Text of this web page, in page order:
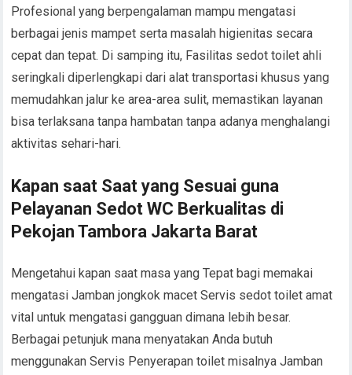
Profesional yang berpengalaman mampu mengatasi
berbagai jenis mampet serta masalah higienitas secara
cepat dan tepat. Di samping itu, Fasilitas sedot toilet ahli
seringkali diperlengkapi dari alat transportasi khusus yang
memudahkan jalur ke area-area sulit, memastikan layanan
bisa terlaksana tanpa hambatan tanpa adanya menghalangi
aktivitas sehari-hari.
Kapan saat Saat yang Sesuai guna
Pelayanan Sedot WC Berkualitas di
Pekojan Tambora Jakarta Barat
Mengetahui kapan saat masa yang Tepat bagi memakai
mengatasi Jamban jongkok macet Servis sedot toilet amat
vital untuk mengatasi gangguan dimana lebih besar.
Berbagai petunjuk mana menyatakan Anda butuh
menggunakan Servis Penyerapan toilet misalnya Jamban